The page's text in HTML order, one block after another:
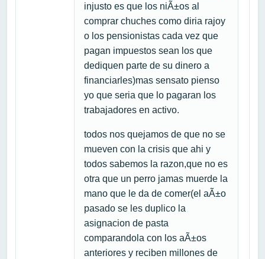
injusto es que los niÃ±os al
comprar chuches como diria rajoy
o los pensionistas cada vez que
pagan impuestos sean los que
dediquen parte de su dinero a
financiarles)mas sensato pienso
yo que seria que lo pagaran los
trabajadores en activo.
todos nos quejamos de que no se
mueven con la crisis que ahi y
todos sabemos la razon,que no es
otra que un perro jamas muerde la
mano que le da de comer(el aÃ±o
pasado se les duplico la
asignacion de pasta
comparandola con los aÃ±os
anteriores y reciben millones de